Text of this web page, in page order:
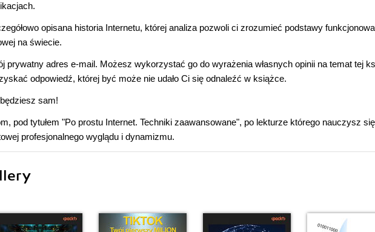
opisana historia Internetu, której analiza pozwoli ci zrozumieć podstawy
na świecie.
prywatny adres e-mail. Możesz wykorzystać go do wyrażenia własnych opinii na temat tej
odpowiedź, której być może nie udało Ci się odnaleźć w książce.
sam!
pod tytułem "Po prostu Internet. Techniki zaawansowane", po lekturze którego nauczysz
profesjonalnego wyglądu i dynamizmu.